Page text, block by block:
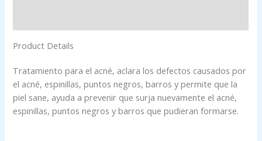
Product Details
Tratamiento para el acné, aclara los defectos causados por
el acné, espinillas, puntos negros, barros y permite que la
piel sane, ayuda a prevenir que surja nuevamente el acné,
espinillas, puntos negros y barros que pudieran formarse.